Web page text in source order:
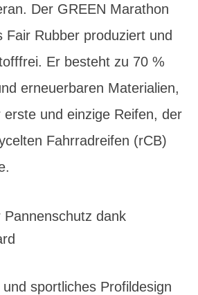
Der GREEN Marathon
Fair Rubber produziert und
Er besteht zu 70 %
erneuerbaren Materialien,
und einzige Reifen, der
Fahrradreifen (rCB)
Pannenschutz dank
sportliches Profildesign